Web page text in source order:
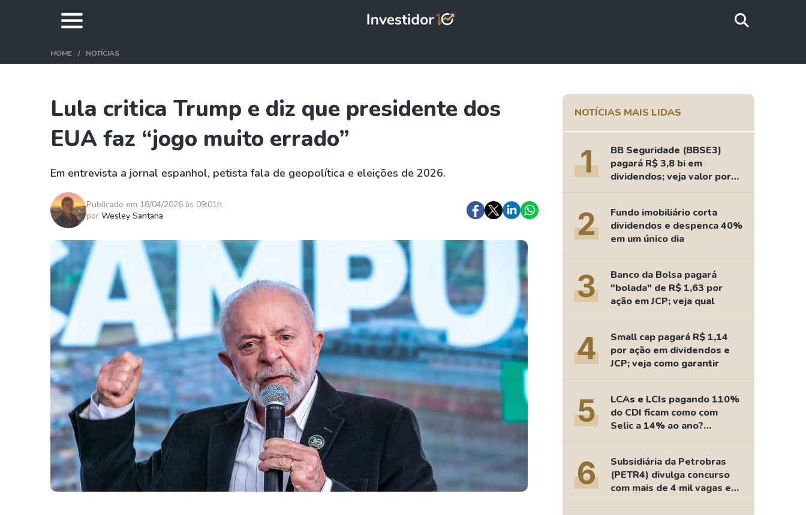
HOME NOTÍCIAS
Lula critica Trump e diz que presidente dos
EUA faz “jogo muito errado”
Em entrevista a jornal espanhol, petista fala de geopolítica e eleições de 2026.
Publicado em 18/04/2026 às 09:01h
por Wesley Santana
NOTÍCIAS MAIS LIDAS
1
BB Seguridade (BBSE3)
pagará R$ 3,8 bi em
dividendos; veja valor por
ação
2
Fundo imobiliário corta
dividendos e despenca 40%
em um único dia
3
Banco da Bolsa pagará
"bolada" de R$ 1,63 por
ação em JCP; veja qual
4
Small cap pagará R$ 1,14
por ação em dividendos e
JCP; veja como garantir
5
LCAs e LCIs pagando 110%
do CDI ficam como com
Selic a 14% ao ano?
Fizemos as contas
6
Subsidiária da Petrobras
(PETR4) divulga concurso
com mais de 4 mil vagas e
salários de até R$ 15 mil